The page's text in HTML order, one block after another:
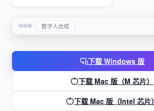
数字人合成
下载 Windows 版
下载 Mac 版（M 芯片）
下载 Mac 版（Intel 芯片）